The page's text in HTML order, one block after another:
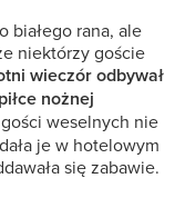
białego rana, ale
niektórzy goście
wieczór odbywał
nożnej
weselnych nie
je w hotelowym
się zabawie.